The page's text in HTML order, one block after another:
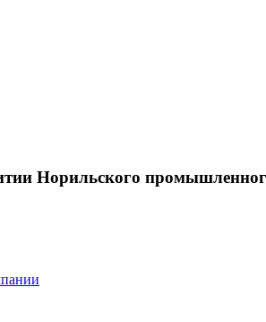
Норильского